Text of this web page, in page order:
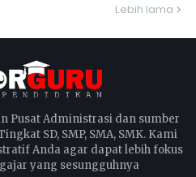
Lebih lama
Pusat Administrasi dan sumber
SD, SMP, SMA, SMK. Kami
Anda agar dapat lebih fokus
yang sesungguhnya